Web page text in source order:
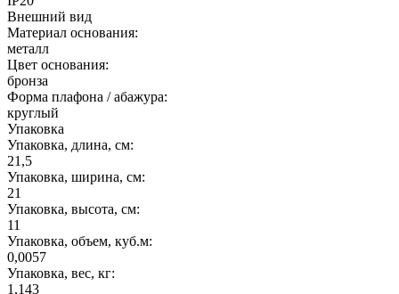
Внешний вид
Материал основания:
металл
Цвет основания:
бронза
Форма плафона / абажура:
круглый
Упаковка
Упаковка, длина, см:
21,5
Упаковка, ширина, см:
21
Упаковка, высота, см:
11
Упаковка, объем, куб.м:
0,0057
Упаковка, вес, кг:
1,143